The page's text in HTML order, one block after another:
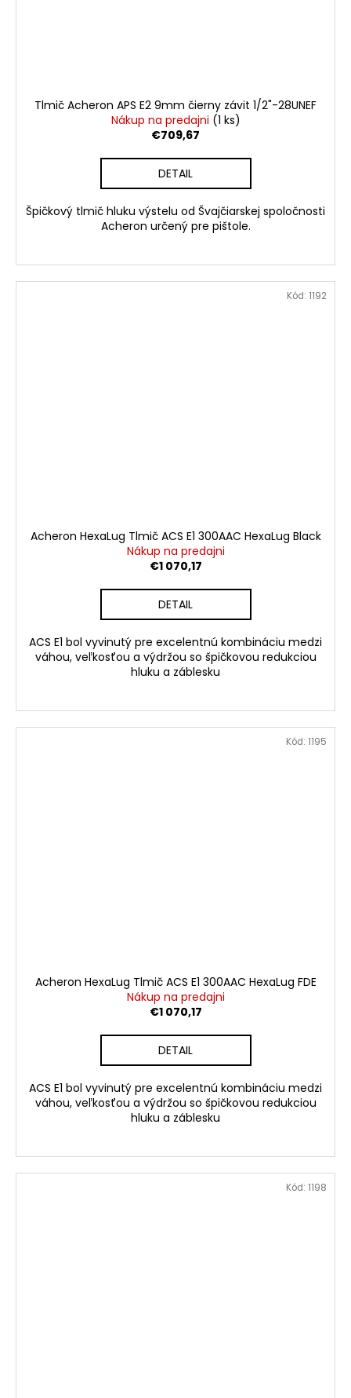
Tlmič Acheron APS E2 9mm čierny závit 1/2"-28UNEF
Nákup na predajni (1 ks)
€709,67
DETAIL
Špičkový tlmič hluku výstelu od Švajčiarskej spoločnosti
Acheron určený pre pištole.
Acheron HexaLug Tlmič ACS E1 300AAC HexaLug Black
Nákup na predajni
€1 070,17
DETAIL
ACS E1 bol vyvinutý pre excelentnú kombináciu medzi
váhou, veľkosťou a výdržou so špičkovou redukciou
hluku a záblesku
Kód: 1192
Acheron HexaLug Tlmič ACS E1 300AAC HexaLug FDE
Nákup na predajni
€1 070,17
DETAIL
ACS E1 bol vyvinutý pre excelentnú kombináciu medzi
váhou, veľkosťou a výdržou so špičkovou redukciou
hluku a záblesku
Kód: 1195
Kód: 1198